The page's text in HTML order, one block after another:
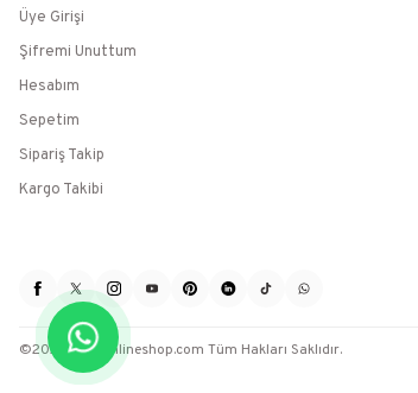
Üye Girişi
Şifremi Unuttum
Hesabım
Sepetim
Sipariş Takip
Kargo Takibi
©2025 / sevenlineshop.com Tüm Hakları Saklıdır.